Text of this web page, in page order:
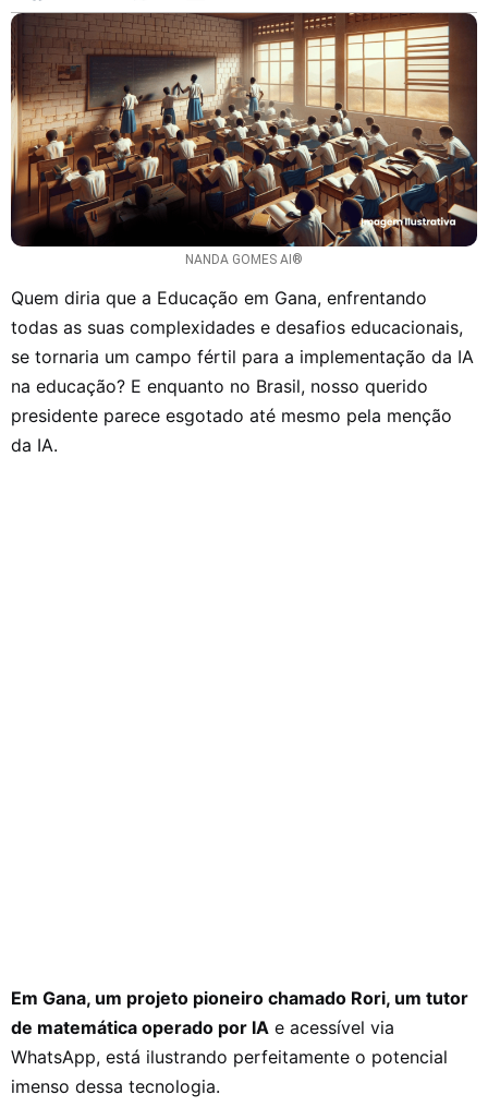
NANDA GOMES AI®
Quem diria que a Educação em Gana, enfrentando
todas as suas complexidades e desafios educacionais,
se tornaria um campo fértil para a implementação da IA
na educação? E enquanto no Brasil, nosso querido
presidente parece esgotado até mesmo pela menção
da IA.
Em Gana, um projeto pioneiro chamado Rori, um tutor
de matemática operado por IA e acessível via
WhatsApp, está ilustrando perfeitamente o potencial
imenso dessa tecnologia.